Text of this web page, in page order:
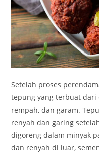
Setelah proses
tepung yang terbuat
rempah, dan garam.
renyah dan garing
digoreng dalam minyak
dan renyah di luar,